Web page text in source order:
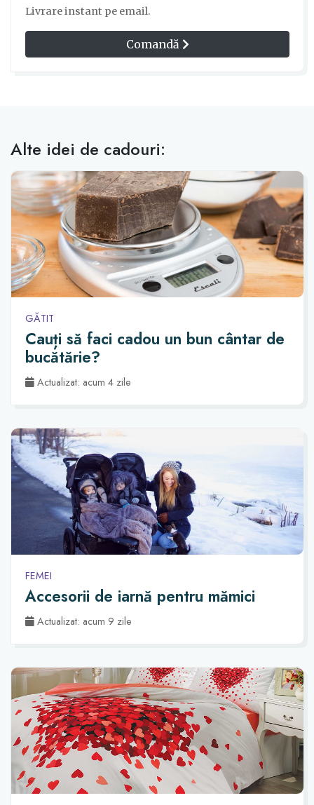
Livrare instant pe email.
Comandă
Alte idei de cadouri:
GĂTIT
Cauți să faci cadou un bun cântar de
bucătărie?
Actualizat: acum 4 zile
FEMEI
Accesorii de iarnă pentru mămici
Actualizat: acum 9 zile